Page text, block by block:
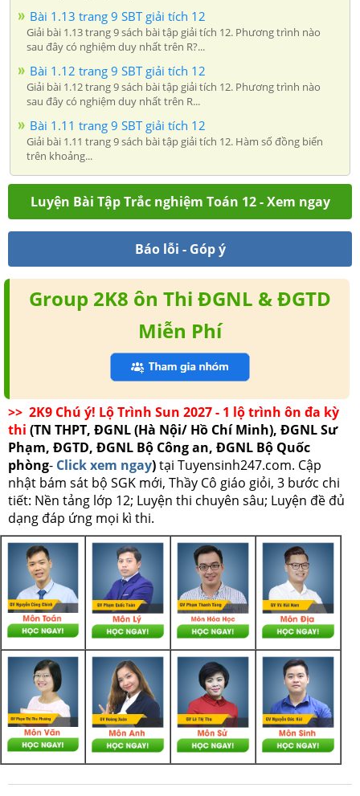
Bài 1.13 trang 9 SBT giải tích 12
Giải bài 1.13 trang 9 sách bài tập giải tích 12. Phương trình nào
sau đây có nghiệm duy nhất trên R?...
Bài 1.12 trang 9 SBT giải tích 12
Giải bài 1.12 trang 9 sách bài tập giải tích 12. Phương trình nào
sau đây có nghiệm duy nhất trên R...
Bài 1.11 trang 9 SBT giải tích 12
Giải bài 1.11 trang 9 sách bài tập giải tích 12. Hàm số đồng biến
trên khoảng...
Luyện Bài Tập Trắc nghiệm Toán 12 - Xem ngay
Báo lỗi - Góp ý
Group 2K8 ôn Thi ĐGNL & ĐGTD
Miễn Phí
>> 2K9 Chú ý! Lộ Trình Sun 2027 - 1 lộ trình ôn đa kỳ
thi (TN THPT, ĐGNL (Hà Nội/ Hồ Chí Minh), ĐGNL Sư
Phạm, ĐGTD, ĐGNL Bộ Công an, ĐGNL Bộ Quốc
phòng- Click xem ngay)tại Tuyensinh247.com. Cập
nhật bám sát bộ SGK mới, Thầy Cô giáo giỏi, 3 bước chi
tiết: Nền tảng lớp 12; Luyện thi chuyên sâu; Luyện đề đủ
dạng đáp ứng mọi kì thi.